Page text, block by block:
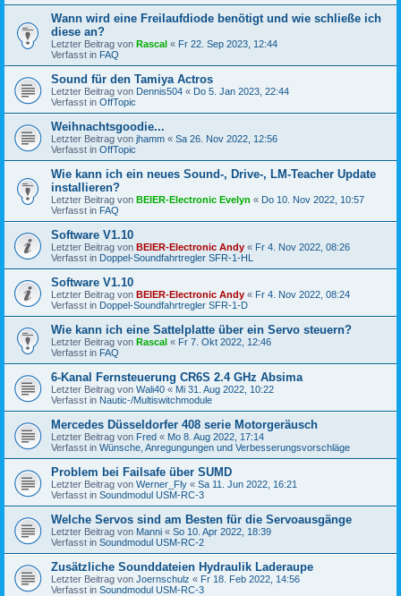
Wann wird eine Freilaufdiode benötigt und wie schließe ich
diese an?
Letzter Beitrag von Rascal « Fr 22. Sep 2023, 12:44
Verfasst in FAQ
Sound für den Tamiya Actros
Letzter Beitrag von Dennis504 « Do 5. Jan 2023, 22:44
Verfasst in OffTopic
Weihnachtsgoodie...
Letzter Beitrag von jhamm « Sa 26. Nov 2022, 12:56
Verfasst in OffTopic
Wie kann ich ein neues Sound-, Drive-, LM-Teacher Update
installieren?
Letzter Beitrag von BEIER-Electronic Evelyn « Do 10. Nov 2022, 10:57
Verfasst in FAQ
Software V1.10
Letzter Beitrag von BEIER-Electronic Andy « Fr 4. Nov 2022, 08:26
Verfasst in Doppel-Soundfahrtregler SFR-1-HL
Software V1.10
Letzter Beitrag von BEIER-Electronic Andy « Fr 4. Nov 2022, 08:24
Verfasst in Doppel-Soundfahrtregler SFR-1-D
Wie kann ich eine Sattelplatte über ein Servo steuern?
Letzter Beitrag von Rascal « Fr 7. Okt 2022, 12:46
Verfasst in FAQ
6-Kanal Fernsteuerung CR6S 2.4 GHz Absima
Letzter Beitrag von Wali40 « Mi 31. Aug 2022, 10:22
Verfasst in Nautic-/Multiswitchmodule
Mercedes Düsseldorfer 408 serie Motorgeräusch
Letzter Beitrag von Fred « Mo 8. Aug 2022, 17:14
Verfasst in Wünsche, Anregungungen und Verbesserungsvorschläge
Problem bei Failsafe über SUMD
Letzter Beitrag von Werner_Fly « Sa 11. Jun 2022, 16:21
Verfasst in Soundmodul USM-RC-3
Welche Servos sind am Besten für die Servoausgänge
Letzter Beitrag von Manni « So 10. Apr 2022, 18:39
Verfasst in Soundmodul USM-RC-2
Zusätzliche Sounddateien Hydraulik Laderaupe
Letzter Beitrag von Joernschulz « Fr 18. Feb 2022, 14:56
Verfasst in Soundmodul USM-RC-3